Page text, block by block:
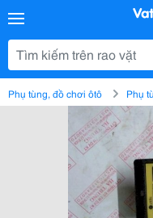
Phụ tùng, đồ chơi ôtô Phụ